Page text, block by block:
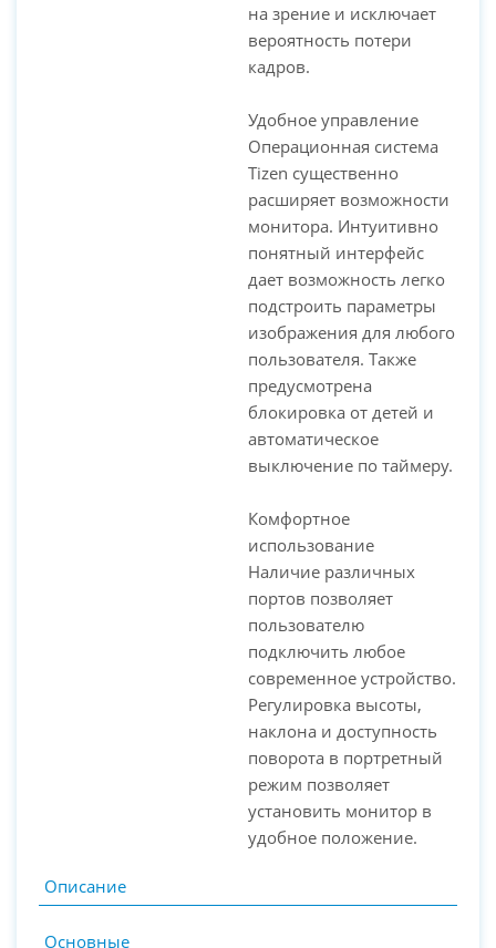
на зрение и исключает
вероятность потери
кадров.
Удобное управление
Операционная система
Tizen существенно
расширяет возможности
монитора. Интуитивно
понятный интерфейс
дает возможность легко
подстроить параметры
изображения для любого
пользователя. Также
предусмотрена
блокировка от детей и
автоматическое
выключение по таймеру.
Комфортное
использование
Наличие различных
портов позволяет
пользователю
подключить любое
современное устройство.
Регулировка высоты,
наклона и доступность
поворота в портретный
режим позволяет
установить монитор в
удобное положение.
Описание
Основные